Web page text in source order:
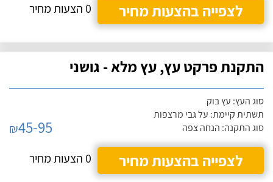
לצפייה בהצעות מחיר
0 הצעות מחיר
התקנת פרקט עץ, עץ מלא - גושני
סוג העץ: עץ בוק
תשתית קיימת: על גבי מרצפות
סוג התקנה: הנחה צפה
₪45-95
לצפייה בהצעות מחיר
0 הצעות מחיר